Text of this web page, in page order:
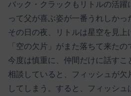
バック・クラックもリトルの活躍
って父が喜ぶ姿が一番うれしかっ
その日の夜、リトルは星空を見
「空の欠片」がまた落ちて来たの
今度は慎重に、仲間だけに話す
相談していると、フィッシュが欠
してしまう。すると、フィッシュ